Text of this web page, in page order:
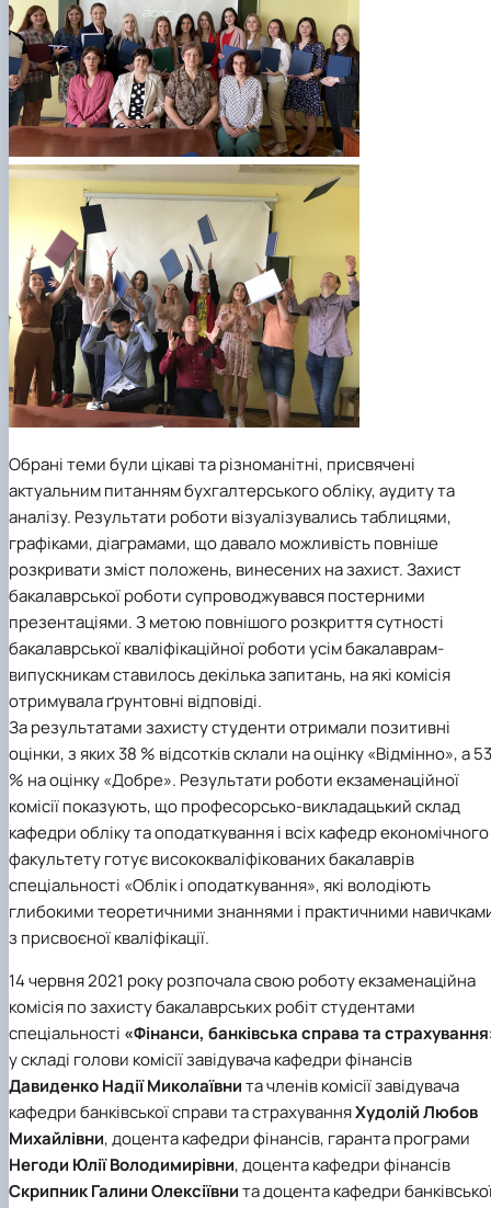
Обрані теми були цікаві та різноманітні, присвячені
актуальним питанням бухгалтерського обліку, аудиту та
аналізу. Результати роботи візуалізувались таблицями,
графіками, діаграмами, що давало можливість повніше
розкривати зміст положень, винесених на захист. Захист
бакалаврської роботи супроводжувався постерними
презентаціями. З метою повнішого розкриття сутності
бакалаврської кваліфікаційної роботи усім бакалаврам-
випускникам ставилось декілька запитань, на які комісія
отримувала ґрунтовні відповіді.
За результатами захисту студенти отримали позитивні
оцінки, з яких 38 % відсотків склали на оцінку «Відмінно», а 53
% на оцінку «Добре». Результати роботи екзаменаційної
комісії показують, що професорсько-викладацький склад
кафедри обліку та оподаткування і всіх кафедр економічного
факультету готує висококваліфікованих бакалаврів
спеціальності «Облік і оподаткування», які володіють
глибокими теоретичними знаннями і практичними
з присвоєної кваліфікації.
14 червня 2021 року розпочала свою роботу екзаменаційна
комісія по захисту бакалаврських робіт студентами
спеціальності «Фінанси, банківська справа та
у складі голови комісії завідувача кафедри фінансів
Давиденко Надії Миколаївнита членів комісії завідувача
кафедри банківської справи та страхуванняХудолій Любов
Михайлівни, доцента кафедри фінансів, гаранта програми
Негоди Юлії Володимирівни, доцента кафедри фінансів
Скрипник Галини Олексіївнита доцента кафедри